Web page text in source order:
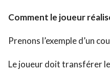
Comment le joueur
Prenons l’exemple d’un
Le joueur doit transférer